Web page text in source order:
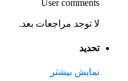
User comments
لا توجد مراجعات بعد.
تحديد
نمایش بیشتر